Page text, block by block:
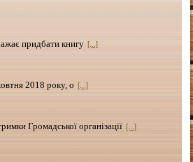
придбати книгу [...]
2018 року, о [...]
Громадської організації [...]